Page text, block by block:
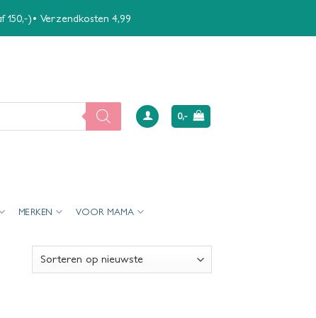
150,-)• Verzendkosten 4,99
0,-
MERKEN VOOR MAMA